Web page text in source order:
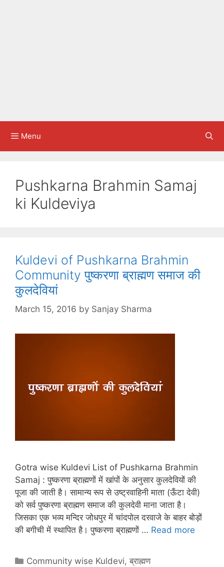
Menu
Pushkarna Brahmin Samaj
ki Kuldeviya
Kuldevi of Pushkarna Brahmin
Community पुष्करणा ब्राह्मण समाज की
कुलदेवियां
March 15, 2016 by Sanjay Sharma
Gotra wise Kuldevi List of Pushkarna Brahmin
Samaj : पुष्करणा ब्राह्मणों में खांपों के अनुसार कुलदेवियों की
पूजा की जाती है। सामान्य रूप से उष्ट्रवाहिनी माता (ऊँटा देवी)
को सर्व पुष्करणा ब्राह्मण समाज की कुलदेवी माना जाता है।
जिसका एक भव्य मन्दिर जोधपुर में चांदपोल दरवाजे के बाहर बोड़ों
की बगीची में स्थापित है। पुष्करणा ब्राह्मणों … Read more
Categories
Community wise Kuldevi,ब्राह्मण